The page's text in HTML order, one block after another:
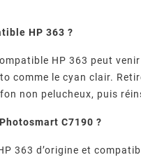
HP 363 ?
HP 363 peut
comme le cyan clair.
non pelucheux, puis
C7190 ?
363 d’origine et